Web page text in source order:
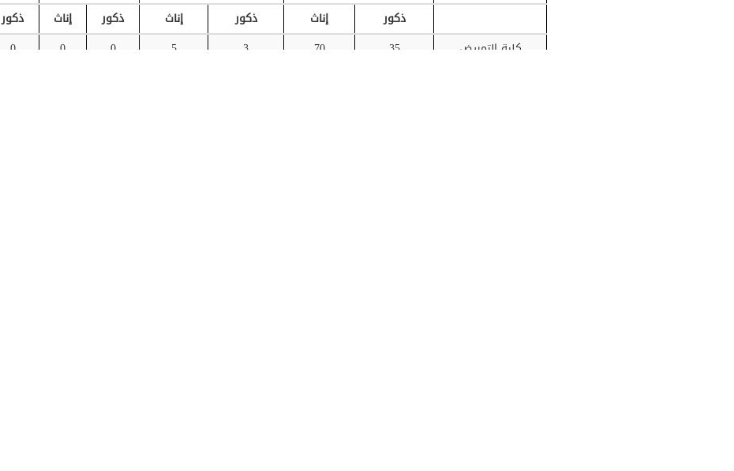
ذكور
إناث ذكور إناث ذكور إناث ذكور
كلية التمريض
35
70
3
5
0
0
0